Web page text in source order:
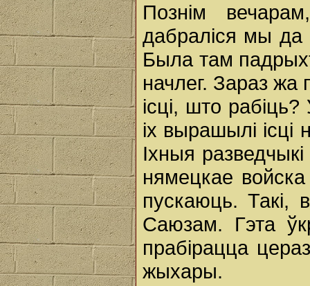
Познім
дабраліся мы да
Была там
начлег. Зараз жа
ісці, што
ix вырашылі ісці
Іхныя
нямецкае
пускаюць. Такі,
Саюзам. Гэта
прабірацца
жыхары.